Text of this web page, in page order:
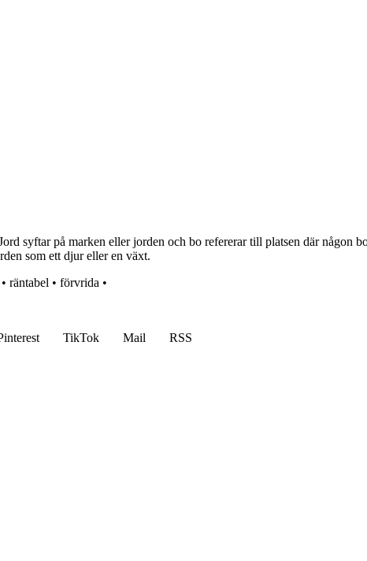
syftar på marken eller jorden och bo refererar till platsen där någon
som ett djur eller en växt.
• räntabel • förvrida •
TikTok Mail
RSS